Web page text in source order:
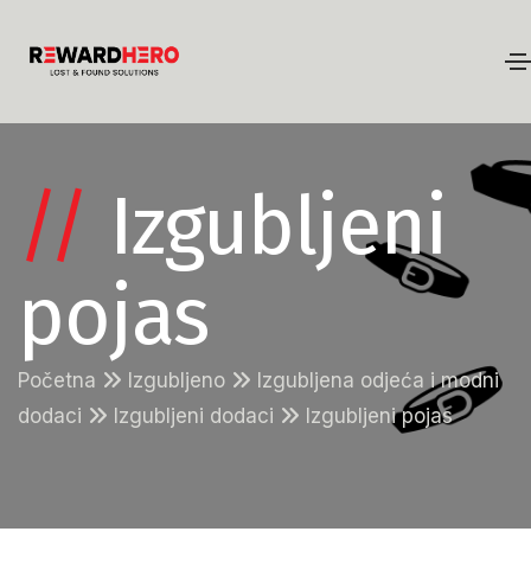
// Izgubljeni
pojas
Početna Izgubljeno
Izgubljena odjeća i modni
dodaci
Izgubljeni dodaci Izgubljeni pojas